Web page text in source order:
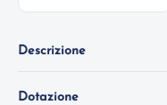
Descrizione
Dotazione